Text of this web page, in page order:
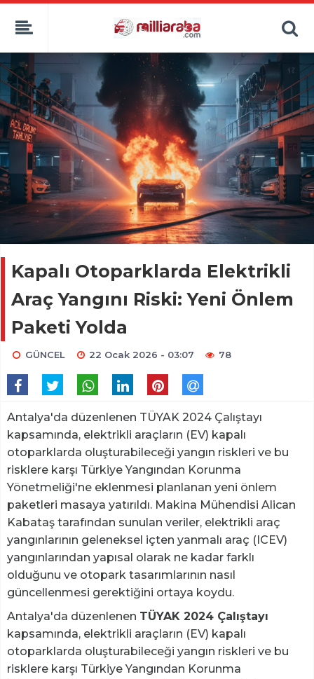
Kapalı Otoparklarda Elektrikli
Araç Yangını Riski: Yeni Önlem
Paketi Yolda
GÜNCEL 22 Ocak 2026 - 03:07 78
Antalya'da düzenlenen TÜYAK 2024 Çalıştayı
kapsamında, elektrikli araçların (EV) kapalı
otoparklarda oluşturabileceği yangın riskleri ve bu
risklere karşı Türkiye Yangından Korunma
Yönetmeliği'ne eklenmesi planlanan yeni önlem
paketleri masaya yatırıldı. Makina Mühendisi Alican
Kabataş tarafından sunulan veriler, elektrikli araç
yangınlarının geleneksel içten yanmalı araç (ICEV)
yangınlarından yapısal olarak ne kadar farklı
olduğunu ve otopark tasarımlarının nasıl
güncellenmesi gerektiğini ortaya koydu.
Antalya'da düzenlenen TÜYAK 2024 Çalıştayı
kapsamında, elektrikli araçların (EV) kapalı
otoparklarda oluşturabileceği yangın riskleri ve bu
risklere karşı Türkiye Yangından Korunma